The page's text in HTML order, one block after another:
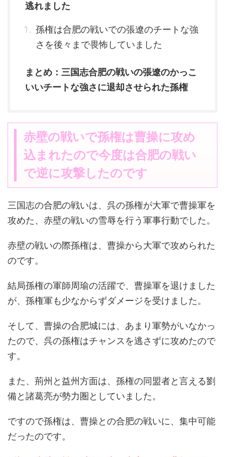
逃れました
孫権は合肥の戦いでの張遼のチートな強
さを後々まで畏怖していました
まとめ：三国志合肥の戦いの張遼のかっこ
いいチートな強さに退却させられた孫権
赤壁の戦いで孫権は曹操に攻め
込まれたので今度は合肥の戦い
で逆に攻撃したのです
三国志の合肥の戦いは、呉の孫権が大軍で曹操軍を
攻めた、赤壁の戦いの雪辱を行う軍事行動でした。
赤壁の戦いの際孫権は、曹操から大軍で攻められた
のです。
結局孫権の軍師周瑜の活躍で、曹操軍を退けました
が、孫権軍も少なからずダメージを受けました。
そして、曹操の合肥城には、あまり軍勢がいなかっ
たので、呉の孫権はチャンスを逃さずに攻めたので
す。
また、荊州と益州方面は、孫権の同盟者と言える劉
備と諸葛亮が勢力圏としていました。
ですので孫権は、曹操との合肥の戦いに、集中可能
だったのです。